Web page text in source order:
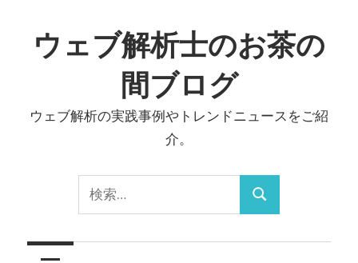
ン
へ
ウェブ解析士のお茶の
間ブログ
ウェブ解析の実践事例やトレンドニュースをご紹
介。
索:
検